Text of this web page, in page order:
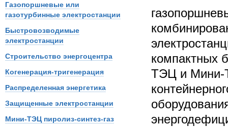
Газопоршневые или
газотурбинные электростанции
Быстровозводимые
электростанции
Строительство энергоцентра
Когенерация-тригенерация
Распределенная энергетика
Защищенные электростанции
Мини-ТЭЦ пиролиз-синтез-газ
компактных
ТЭЦ и Мини-